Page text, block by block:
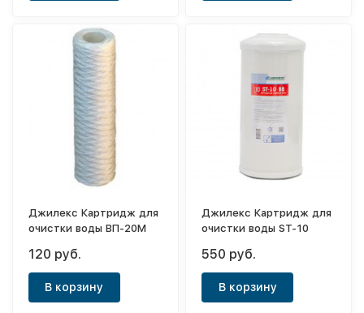
Джилекс Картридж для
очистки воды ВП-20М
120 руб.
В корзину
Джилекс Картридж для
очистки воды ST-10
550 руб.
В корзину